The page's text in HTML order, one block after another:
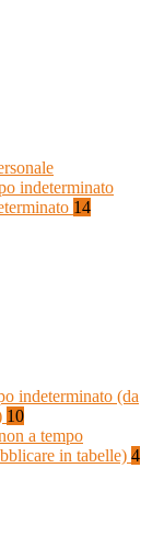
indeterminato
14
indeterminato (da
10
a tempo
in tabelle) 4